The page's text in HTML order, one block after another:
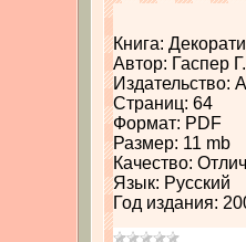
Книга:
Автор: Гаспер Г.
Издательство:
Страниц: 64
Формат: PDF
Размер: 11 mb
Качество:
Язык: Русский
Год издания: